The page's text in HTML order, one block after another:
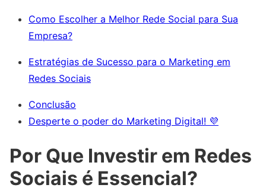
Como Escolher a Melhor Rede Social para Sua
Empresa?
Estratégias de Sucesso para o Marketing em
Redes Sociais
Conclusão
Desperte o poder do Marketing Digital! 💜
Por Que Investir em Redes
Sociais é Essencial?